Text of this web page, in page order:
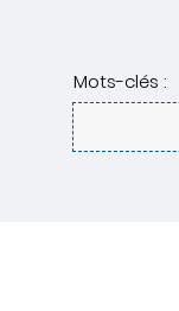
Mots-clés :